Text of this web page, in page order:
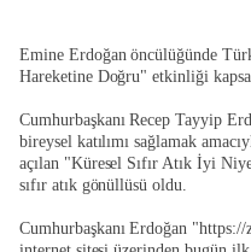
Emine Erdoğan öncülüğünde
Hareketine Doğru" etkinliği
Cumhurbaşkanı Recep Tayyip
bireysel katılımı sağlamak
açılan "Küresel Sıfır Atık İyi
sıfır atık gönüllüsü oldu.
Cumhurbaşkanı Erdoğan